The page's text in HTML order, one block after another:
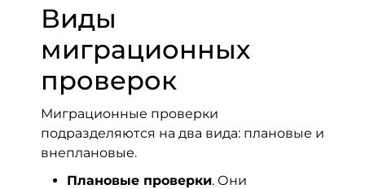
Виды
миграционных
проверок
Миграционные проверки
подразделяются на два вида: плановые и
внеплановые.
Плановые проверки. Они